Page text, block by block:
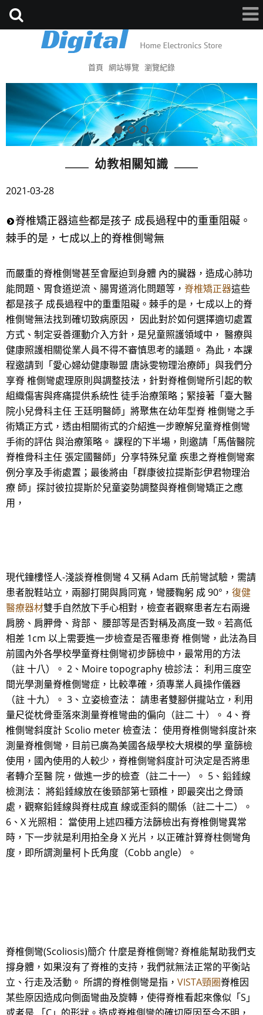
首頁 網站導覽 瀏覽紀錄
幼教相關知識
2021-03-28
脊椎矯正器這些都是孩子 成長過程中的重重阻礙。
棘手的是，七成以上的脊椎側彎無
而嚴重的脊椎側彎甚至會壓迫到身體 內的臟器，造成心肺功
能問題、胃食道逆流、腸胃道消化問題等， 脊椎矯正器這些
都是孩子 成長過程中的重重阻礙。棘手的是，七成以上的脊
椎側彎無法找到確切致病原因， 因此對於如何選擇適切處置
方式、制定妥善運動介入方針，是兒童照護領域中， 醫療與
健康照護相關從業人員不得不審慎思考的議題。 為此，本課
程邀請到「愛心婦幼健康聯盟 唐詠雯物理治療師」與我們分
享脊 椎側彎處理原則與調整技法，針對脊椎側彎所引起的軟
組織傷害與疼痛提供系統性 徒手治療策略；緊接著「臺大醫
院小兒骨科主任 王廷明醫師」將聚焦在幼年型脊 椎側彎之手
術矯正方式，透由相關術式的介紹進一步瞭解兒童脊椎側彎
手術的評估 與治療策略。 課程的下半場，則邀請「馬偕醫院
脊椎骨科主任 張定國醫師」分享特殊兒童 疾患之脊椎側彎案
例分享及手術處置；最後將由「群康彼拉提斯彭伊君物理治
療 師」探討彼拉提斯於兒童姿勢調整與脊椎側彎矯正之應
用，
現代鐘樓怪人-淺談脊椎側彎 4 又稱 Adam 氏前彎試驗，需請
患者脫鞋站立，兩腳打開與肩同寬，彎腰鞠躬 成 90°， 復健
醫療器材雙手自然放下手心相對，檢查者觀察患者左右兩邊
肩膀、肩胛骨、背部、 腰部等是否對稱及高度一致。若高低
相差 1cm 以上需要進一步檢查是否罹患脊 椎側彎，此法為目
前國內外各學校學童脊柱側彎初步篩檢中，最常用的方法
（註 十八）。 2、Moire topography 檢診法： 利用三度空
間光學測量脊椎側彎症，比較準確，須專業人員操作儀器
（註 十九）。 3、立姿檢查法： 請患者雙腳併攏站立，利用
量尺從枕骨垂落來測量脊椎彎曲的偏向（註二 十）。 4、脊
椎側彎斜度計 Scolio meter 檢查法： 使用脊椎側彎斜度計來
測量脊椎側彎，目前已廣為美國各級學校大規模的學 童篩檢
使用，國內使用的人較少，脊椎側彎斜度計可決定是否將患
者轉介至醫 院，做進一步的檢查（註二十一）。 5、鉛錘線
檢測法： 將鉛錘線放在後頸部第七頸椎，即最突出之骨頭
處，觀察鉛錘線與脊柱成直 線或歪斜的關係（註二十二）。
6、X 光照相： 當使用上述四種方法篩檢出有脊椎側彎異常
時，下一步就是利用拍全身 X 光片，以正確計算脊柱側彎角
度，即所謂測量柯卜氏角度（Cobb angle）。
脊椎側彎(Scoliosis)簡介 什麼是脊椎側彎? 脊椎能幫助我們支
撐身體，如果沒有了脊椎的支持，我們就無法正常的平衡站
立、行走及活動。 所謂的脊椎側彎是指， VISTA頸圈脊椎因
某些原因造成向側面彎曲及旋轉，使得脊椎看起來像似「S」